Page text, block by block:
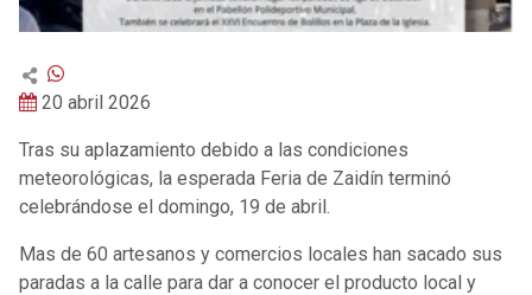
20 abril 2026
Tras su aplazamiento debido a las condiciones
meteorológicas, la esperada Feria de Zaidín terminó
celebrándose el domingo, 19 de abril.
Mas de 60 artesanos y comercios locales han sacado sus
paradas a la calle para dar a conocer el producto local y